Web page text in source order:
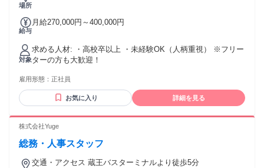
場所
給与
月給270,000円～400,000円
対象
求める人材: ・高校卒以上 ・未経験OK（人柄重視） ※フリー
ターの方も大歓迎！
雇用形態： 正社員
お気に入り 詳細を見る
株式会社Yuge
総務・人事スタッフ
交通・アクセス 蔵王バスターミナルより徒歩5分